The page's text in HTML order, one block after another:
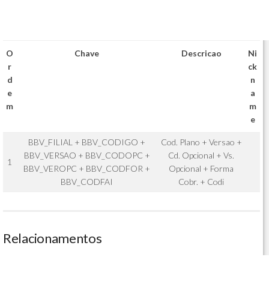
O
r
d
e
m
Chave Descricao
Ni
ck
n
a
m
e
1
BBV_FILIAL + BBV_CODIGO +
BBV_VERSAO + BBV_CODOPC +
BBV_VEROPC + BBV_CODFOR +
BBV_CODFAI
Cod. Plano + Versao +
Cd. Opcional + Vs.
Opcional + Forma
Cobr. + Codi
Relacionamentos